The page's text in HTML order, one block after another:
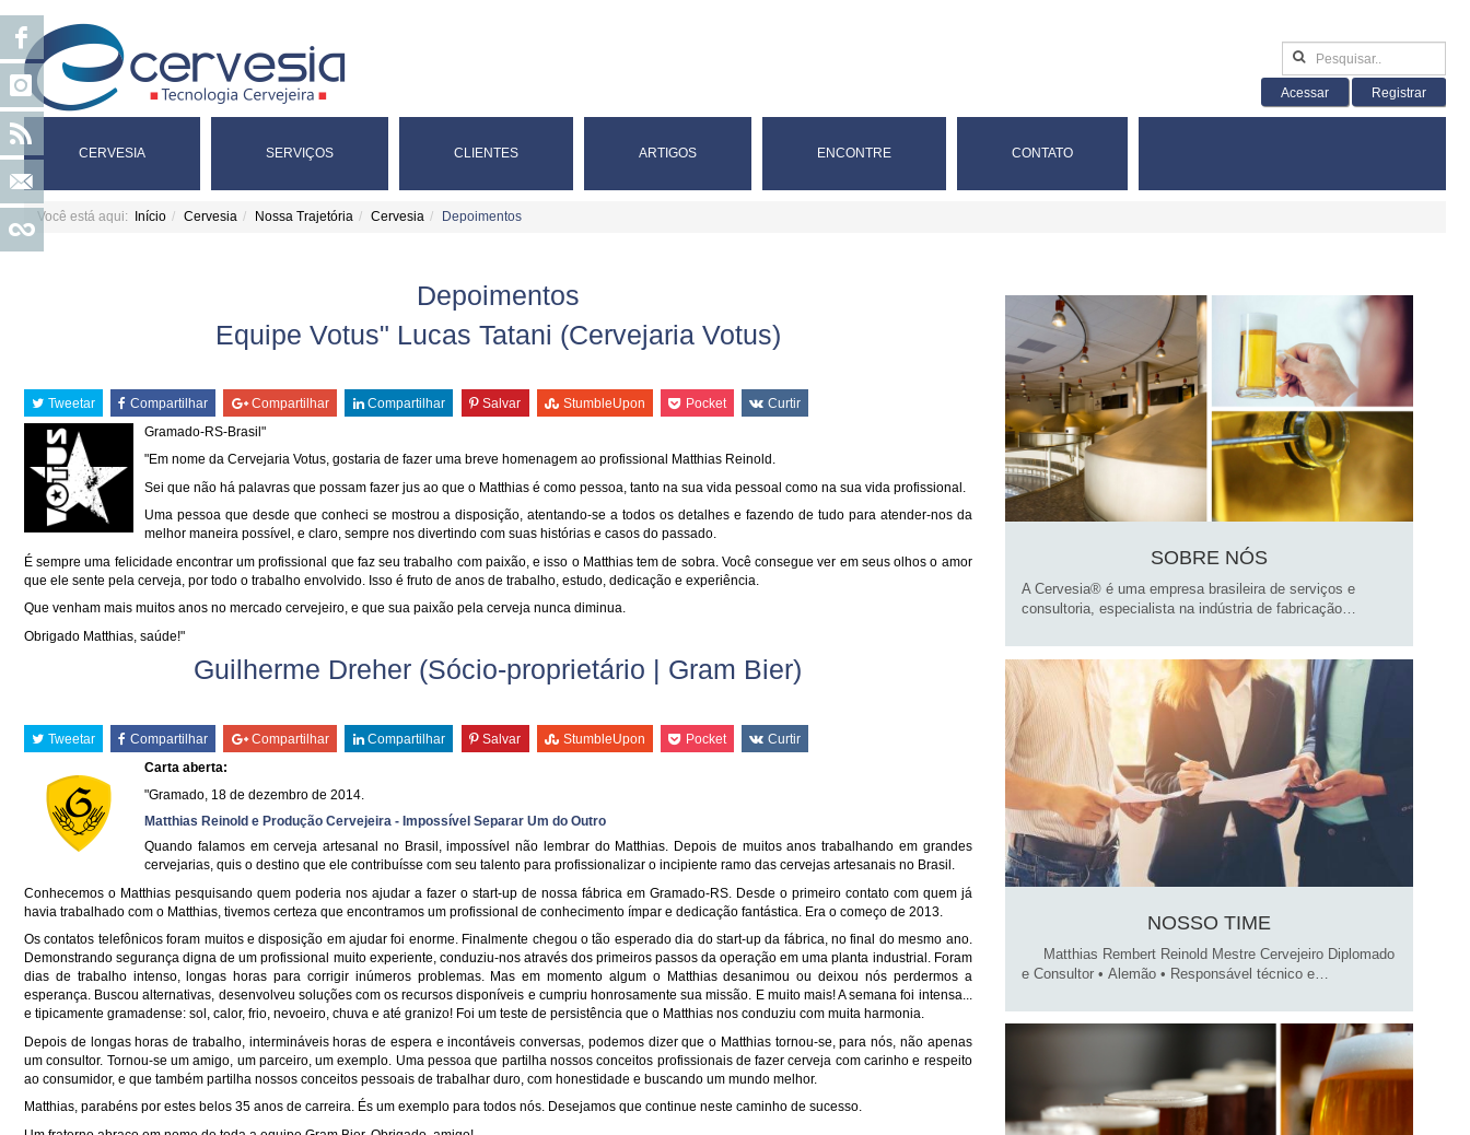
Acessar Registrar
CERVESIA SERVIÇOS CLIENTES ARTIGOS ENCONTRE CONTATO
Você está aqui: Início Cervesia Nossa Trajetória Cervesia Depoimentos
Depoimentos
Equipe Votus" Lucas Tatani (Cervejaria Votus)
Tweetar Compartilhar Compartilhar Compartilhar Salvar StumbleUpon Pocket
Curtir
Gramado-RS-Brasil"
"Em nome da Cervejaria Votus, gostaria de fazer uma breve homenagem ao profissional Matthias Reinold.
Sei que não há palavras que possam fazer jus ao que o Matthias é como pessoa, tanto na sua vida pessoal como na sua vida profissional.
Uma pessoa que desde que conheci se mostrou a disposição, atentando-se a todos os detalhes e fazendo de tudo para atender-nos da
melhor maneira possível, e claro, sempre nos divertindo com suas histórias e casos do passado.
É sempre uma felicidade encontrar um profissional que faz seu trabalho com paixão, e isso o Matthias tem de sobra. Você consegue ver em seus olhos o amor
que ele sente pela cerveja, por todo o trabalho envolvido. Isso é fruto de anos de trabalho, estudo, dedicação e experiência.
Que venham mais muitos anos no mercado cervejeiro, e que sua paixão pela cerveja nunca diminua.
Obrigado Matthias, saúde!"
Guilherme Dreher (Sócio-proprietário | Gram Bier)
Tweetar Compartilhar Compartilhar Compartilhar Salvar StumbleUpon Pocket
Curtir
Carta aberta:
"Gramado, 18 de dezembro de 2014.
Matthias Reinold e Produção Cervejeira - Impossível Separar Um do Outro
Quando falamos em cerveja artesanal no Brasil, impossível não lembrar do Matthias. Depois de muitos anos trabalhando em grandes
cervejarias, quis o destino que ele contribuísse com seu talento para profissionalizar o incipiente ramo das cervejas artesanais no Brasil.
Conhecemos o Matthias pesquisando quem poderia nos ajudar a fazer o start-up de nossa fábrica em Gramado-RS. Desde o primeiro contato com quem já
havia trabalhado com o Matthias, tivemos certeza que encontramos um profissional de conhecimento ímpar e dedicação fantástica. Era o começo de 2013.
Os contatos telefônicos foram muitos e disposição em ajudar foi enorme. Finalmente chegou o tão esperado dia do start-up da fábrica, no final do mesmo ano.
Demonstrando segurança digna de um profissional muito experiente, conduziu-nos através dos primeiros passos da operação em uma planta industrial. Foram
dias de trabalho intenso, longas horas para corrigir inúmeros problemas. Mas em momento algum o Matthias desanimou ou deixou nós perdermos a
esperança. Buscou alternativas, desenvolveu soluções com os recursos disponíveis e cumpriu honrosamente sua missão. E muito mais! A semana foi intensa...
e tipicamente gramadense: sol, calor, frio, nevoeiro, chuva e até granizo! Foi um teste de persistência que o Matthias nos conduziu com muita harmonia.
Depois de longas horas de trabalho, intermináveis horas de espera e incontáveis conversas, podemos dizer que o Matthias tornou-se, para nós, não apenas
um consultor. Tornou-se um amigo, um parceiro, um exemplo. Uma pessoa que partilha nossos conceitos profissionais de fazer cerveja com carinho e respeito
ao consumidor, e que também partilha nossos conceitos pessoais de trabalhar duro, com honestidade e buscando um mundo melhor.
Matthias, parabéns por estes belos 35 anos de carreira. És um exemplo para todos nós. Desejamos que continue neste caminho de sucesso.
SOBRE NÓS
A Cervesia® é uma empresa brasileira de serviços e
consultoria, especialista na indústria de fabricação…
NOSSO TIME
Matthias Rembert Reinold Mestre Cervejeiro Diplomado
e Consultor • Alemão • Responsável técnico e…